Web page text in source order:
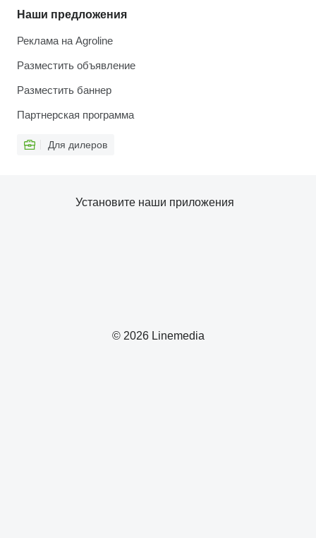
Наши предложения
Реклама на Agroline
Разместить объявление
Разместить баннер
Партнерская программа
Для дилеров
© 2026 Linemedia
Установите наши приложения